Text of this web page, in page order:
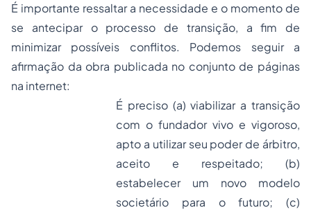
É importante ressaltar a necessidade e o momento de
se antecipar o processo de transição, a fim de
minimizar possíveis conflitos. Podemos seguir a
afirmação da obra publicada no conjunto de páginas
na internet:
É preciso (a) viabilizar a transição
com o fundador vivo e vigoroso,
apto a utilizar seu poder de árbitro,
aceito e respeitado; (b)
estabelecer um novo modelo
societário para o futuro; (c)